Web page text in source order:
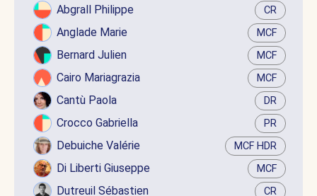
Abgrall Philippe CR
Anglade Marie MCF
Bernard Julien MCF
Cairo Mariagrazia MCF
Cantù Paola DR
Crocco Gabriella PR
Debuiche Valérie MCF HDR
Di Liberti Giuseppe MCF
Dutreuil Sébastien CR